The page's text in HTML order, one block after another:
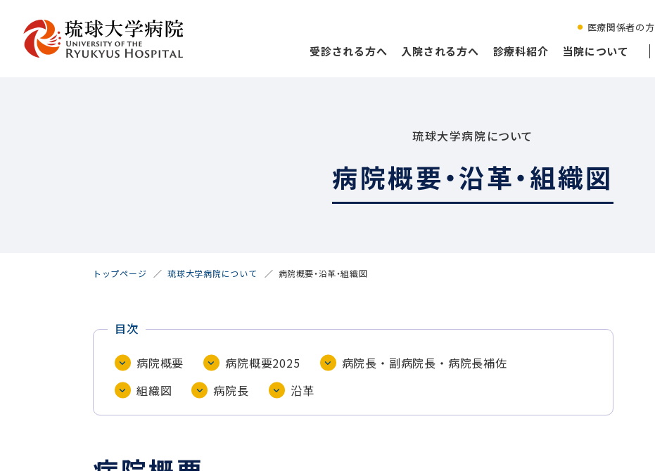
医療関係者の方
受診される方へ 入院される方へ 診療科紹介 当院について
琉球大学病院について
病院概要・沿革・組織図
トップページ 琉球大学病院について 病院概要・沿革・組織図
目次
病院概要 病院概要2025
病院長・副病院長・病院長補佐
組織図
病院長 沿革